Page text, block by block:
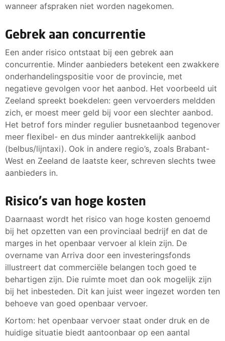
wanneer afspraken niet worden nagekomen.
Gebrek aan concurrentie
Een ander risico ontstaat bij een gebrek aan
concurrentie. Minder aanbieders betekent een zwakkere
onderhandelingspositie voor de provincie, met
negatieve gevolgen voor het aanbod. Het voorbeeld uit
Zeeland spreekt boekdelen: geen vervoerders meldden
zich, er moest meer geld bij voor een slechter aanbod.
Het betrof fors minder regulier busnetaanbod tegenover
meer flexibel- en dus minder aantrekkelijk aanbod
(belbus/lijntaxi). Ook in andere regio’s, zoals Brabant-
West en Zeeland de laatste keer, schreven slechts twee
aanbieders in.
Risico's van hoge kosten
Daarnaast wordt het risico van hoge kosten genoemd
bij het opzetten van een provinciaal bedrijf en dat de
marges in het openbaar vervoer al klein zijn. De
overname van Arriva door een investeringsfonds
illustreert dat commerciële belangen toch goed te
behartigen zijn. Die ruimte moet dan ook mogelijk zijn
bij het inbesteden. Dit kan juist weer ingezet worden ten
behoeve van goed openbaar vervoer.
Kortom: het openbaar vervoer staat onder druk en de
huidige situatie biedt aantoonbaar op een aantal